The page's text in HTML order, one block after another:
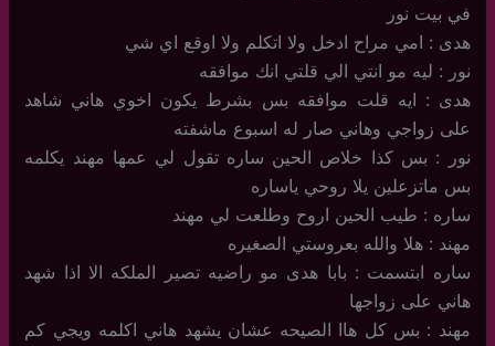
في بيت نور
هدى : امي مراح ادخل ولا اتكلم ولا اوقع اي شي
نور : ليه مو انتي الي قلتي انك موافقه
هدى : ايه قلت موافقه بس بشرط يكون اخوي هاني شاهد
على زواجي وهاني صار له اسبوع ماشفته
نور : بس كذا خلاص الحين ساره تقول لي عمها مهند يكلمه
بس ماتزعلين يلا روحي ياساره
ساره : طيب الحين اروح وطلعت لي مهند
مهند : هلا والله بعروستي الصغيره
ساره ابتسمت : بابا هدى مو راضيه تصير الملكه الا اذا شهد
هاني على زواجها
مهند : بس كل هاا الصيحه عشان يشهد هاني اكلمه ويجي كم